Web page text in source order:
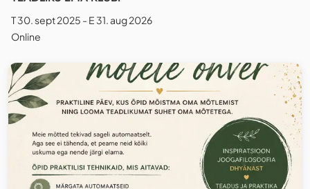
T 30. sept 2025 - E 31. aug 2026
Online